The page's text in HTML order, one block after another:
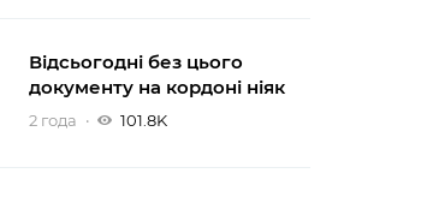
Відсьогодні без цього
документу на кордоні ніяк
2 года 101.8K